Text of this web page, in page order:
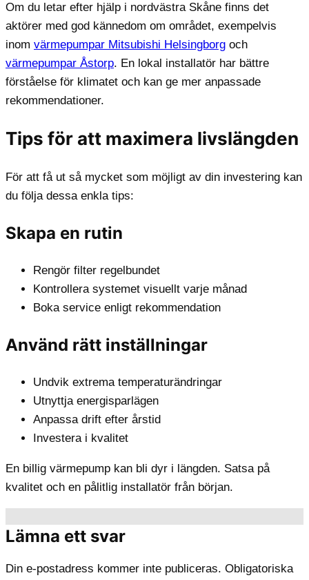
Om du letar efter hjälp i nordvästra Skåne finns det
aktörer med god kännedom om området, exempelvis
inom värmepumpar Mitsubishi Helsingborg och
värmepumpar Åstorp. En lokal installatör har bättre
förståelse för klimatet och kan ge mer anpassade
rekommendationer.
Tips för att maximera livslängden
För att få ut så mycket som möjligt av din investering kan
du följa dessa enkla tips:
Skapa en rutin
Rengör filter regelbundet
Kontrollera systemet visuellt varje månad
Boka service enligt rekommendation
Använd rätt inställningar
Undvik extrema temperaturändringar
Utnyttja energisparlägen
Anpassa drift efter årstid
Investera i kvalitet
En billig värmepump kan bli dyr i längden. Satsa på
kvalitet och en pålitlig installatör från början.
Lämna ett svar
Din e-postadress kommer inte publiceras. Obligatoriska